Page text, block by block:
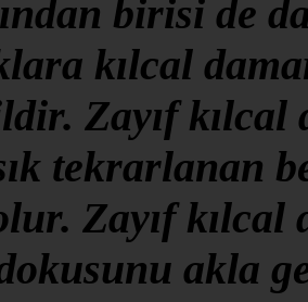
birisi de
kılcal
Zayıf
tekrarlanan
Zayıf kılcal
akla